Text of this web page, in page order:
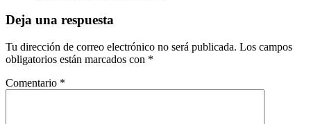
Deja una respuesta
Tu dirección de correo electrónico no será publicada. Los campos
obligatorios están marcados con *
Comentario *